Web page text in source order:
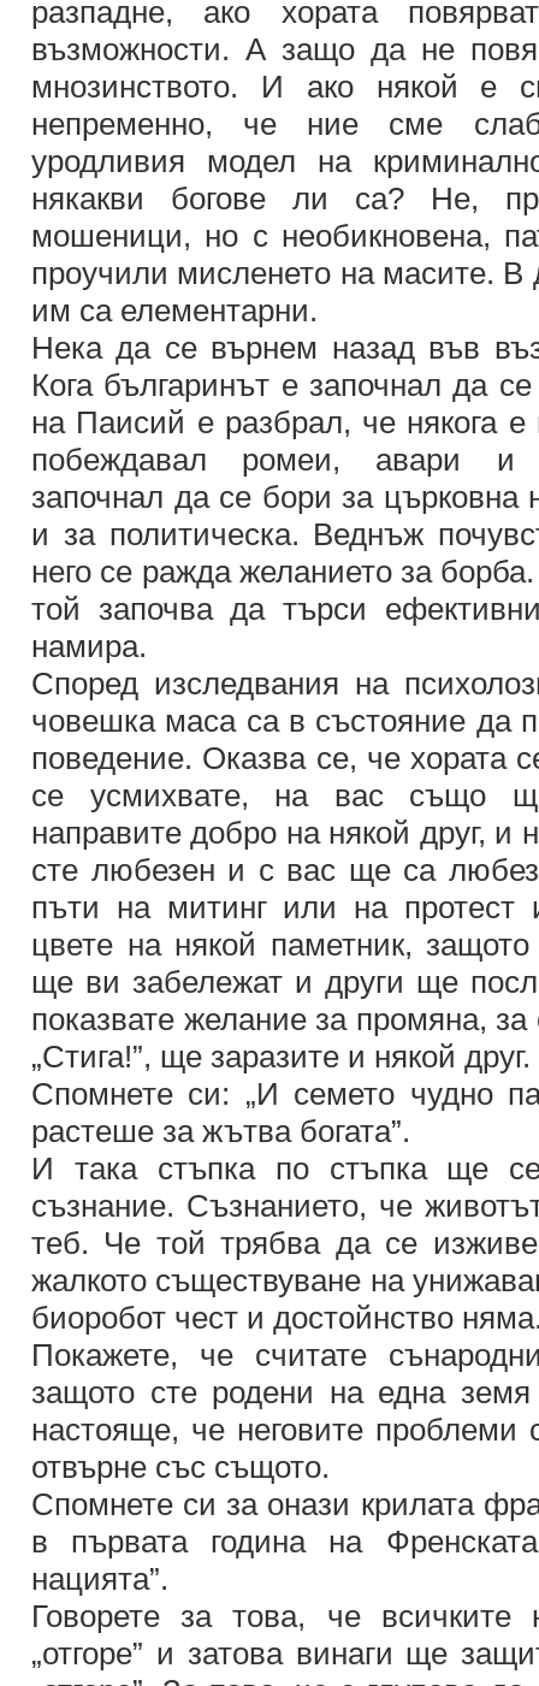
разпадне, ако хората
възможности. А защо да не
мнозинството. И ако някой е
непременно, че ние сме
уродливия модел на
някакви богове ли са? Не,
мошеници, но с необикновена,
проучили мисленето на масите. В
им са елементарни.
Нека да се върнем назад във
Кога българинът е започнал да
на Паисий е разбрал, че някога
побеждавал ромеи, авари и
започнал да се бори за църковна
и за политическа. Веднъж
него се ражда желанието за
той започва да търси
намира.
Според изследвания на
човешка маса са в състояние да
поведение. Оказва се, че хората
се усмихвате, на вас също
направите добро на някой друг, и
сте любезен и с вас ще са
пъти на митинг или на протест
цвете на някой паметник,
ще ви забележат и други ще
показвате желание за промяна,
„Стига!”, ще заразите и някой
Спомнете си: „И семето чудно
растеше за жътва богата”.
И така стъпка по стъпка ще
съзнание. Съзнанието, че
теб. Че той трябва да се
жалкото съществуване на
биоробот чест и достойнство
Покажете, че считате
защото сте родени на една
настояще, че неговите
отвърне със същото.
Спомнете си за онази крилата
в първата година на
нацията”.
Говорете за това, че
„отгоре” и затова винаги ще